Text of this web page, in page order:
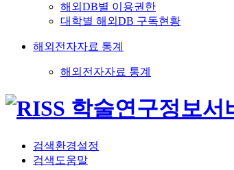
해외DB별 이용권한
대학별 해외DB 구독현황
해외전자자료 통계
해외전자자료 통계
검색환경설정
검색도움말